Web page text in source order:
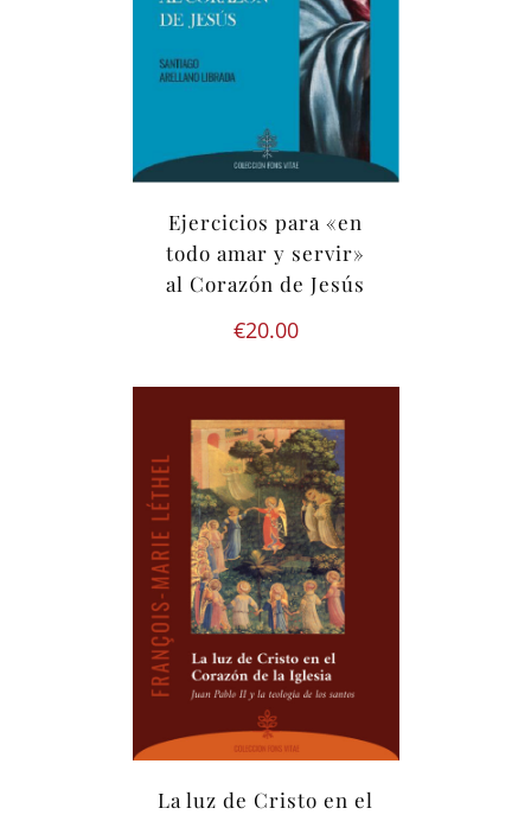
Ejercicios para «en
todo amar y servir»
al Corazón de Jesús
€20.00
La luz de Cristo en el